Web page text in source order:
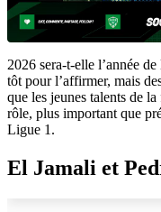
2026 sera-t-elle l’année
tôt pour l’affirmer, mais
que les jeunes talents de
rôle, plus important que
Ligue 1.
El Jamali et